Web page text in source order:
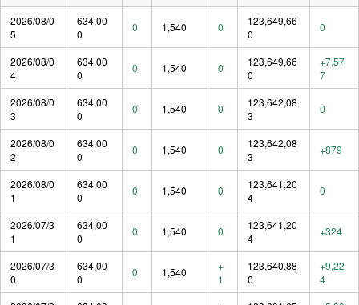
2026/08/0
5
634,00
0
0 1,540 0
123,649,66
0
0
2026/08/0
4
634,00
0
0 1,540 0
123,649,66
0
+7,57
7
2026/08/0
3
634,00
0
0 1,540 0
123,642,08
3
0
2026/08/0
2
634,00
0
0 1,540 0
123,642,08
3
+879
2026/08/0
1
634,00
0
0 1,540 0
123,641,20
4
0
2026/07/3
1
634,00
0
0 1,540 0
123,641,20
4
+324
2026/07/3
0
634,00
0
0 1,540
+
1
123,640,88
0
+9,22
4